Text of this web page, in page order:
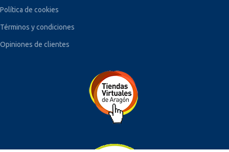
Política de cookies
Términos y condiciones
Opiniones de clientes